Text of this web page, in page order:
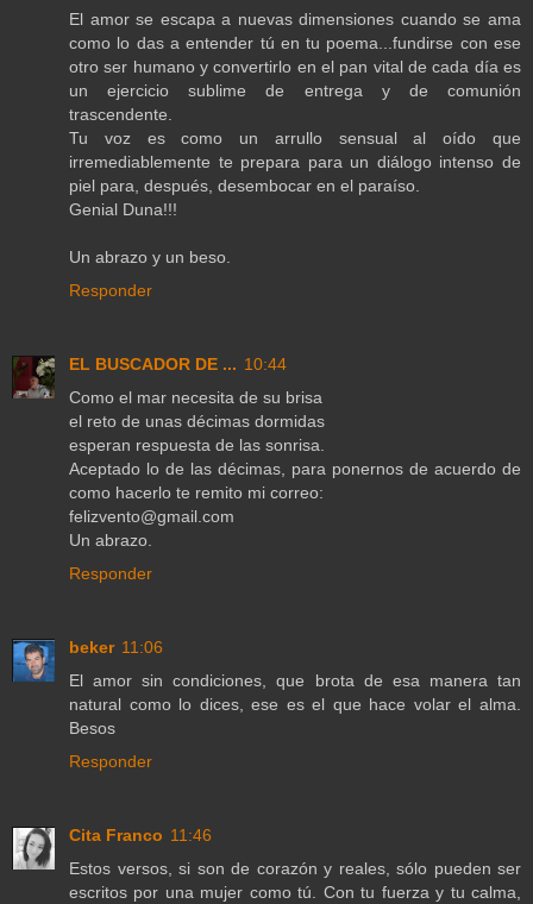
El amor se escapa a nuevas dimensiones cuando se ama
como lo das a entender tú en tu poema...fundirse con ese
otro ser humano y convertirlo en el pan vital de cada día es
un ejercicio sublime de entrega y de comunión
trascendente.
Tu voz es como un arrullo sensual al oído que
irremediablemente te prepara para un diálogo intenso de
piel para, después, desembocar en el paraíso.
Genial Duna!!!
Un abrazo y un beso.
Responder
EL BUSCADOR DE ... 10:44
Como el mar necesita de su brisa
el reto de unas décimas dormidas
esperan respuesta de las sonrisa.
Aceptado lo de las décimas, para ponernos de acuerdo de
como hacerlo te remito mi correo:
felizvento@gmail.com
Un abrazo.
Responder
beker 11:06
El amor sin condiciones, que brota de esa manera tan
natural como lo dices, ese es el que hace volar el alma.
Besos
Responder
Cita Franco 11:46
Estos versos, si son de corazón y reales, sólo pueden ser
escritos por una mujer como tú. Con tu fuerza y tu calma,